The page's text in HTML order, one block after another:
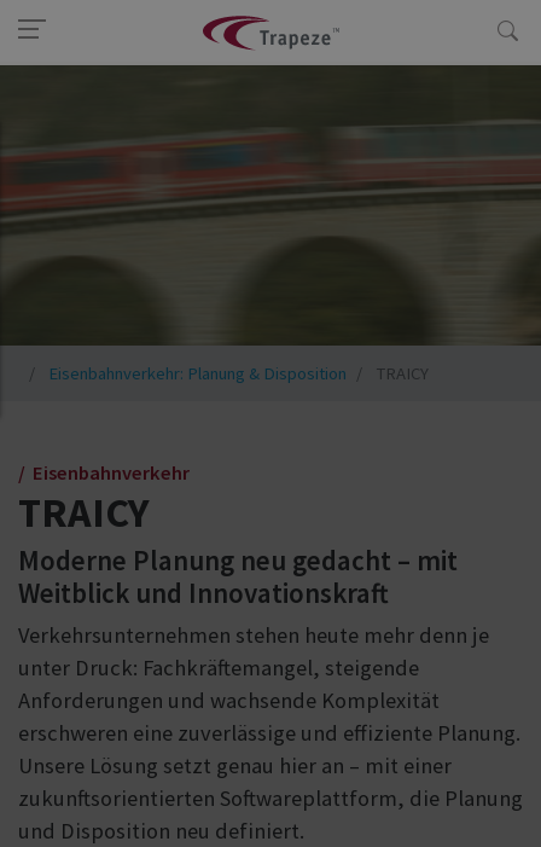
Eisenbahnverkehr: Planung & Disposition TRAICY
Eisenbahnverkehr
TRAICY
Moderne Planung neu gedacht – mit
Weitblick und Innovationskraft
Verkehrsunternehmen stehen heute mehr denn je
unter Druck: Fachkräftemangel, steigende
Anforderungen und wachsende Komplexität
erschweren eine zuverlässige und effiziente Planung.
Unsere Lösung setzt genau hier an – mit einer
zukunftsorientierten Softwareplattform, die Planung
und Disposition neu definiert.